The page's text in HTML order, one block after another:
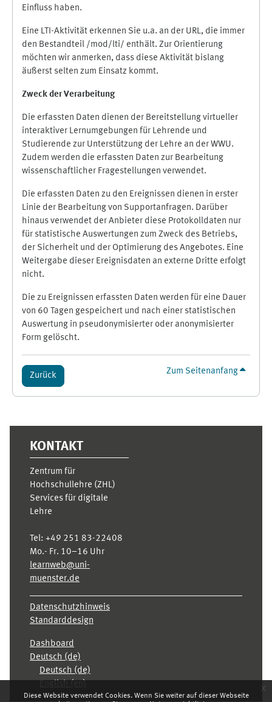
Diese Website verwendet Cookies. Wenn Sie weiter auf dieser Webseite
x
Einfluss haben.
Eine LTI-Aktivität erkennen Sie u.a. an der URL, die immer
den Bestandteil /mod/lti/ enthält. Zur Orientierung
möchten wir anmerken, dass diese Aktivität bislang
äußerst selten zum Einsatz kommt.
Zweck der Verarbeitung
Die erfassten Daten dienen der Bereitstellung virtueller
interaktiver Lernumgebungen für Lehrende und
Studierende zur Unterstützung der Lehre an der WWU.
Zudem werden die erfassten Daten zur Bearbeitung
wissenschaftlicher Fragestellungen verwendet.
Die erfassten Daten zu den Ereignissen dienen in erster
Linie der Bearbeitung von Supportanfragen. Darüber
hinaus verwendet der Anbieter diese Protokolldaten nur
für statistische Auswertungen zum Zweck des Betriebs,
der Sicherheit und der Optimierung des Angebotes. Eine
Weitergabe dieser Ereignisdaten an externe Dritte erfolgt
nicht.
Die zu Ereignissen erfassten Daten werden für eine Dauer
von 60 Tagen gespeichert und nach einer statistischen
Auswertung in pseudonymisierter oder anonymisierter
Form gelöscht.
Zurück Zum Seitenanfang
KONTAKT
Zentrum für
Hochschullehre (ZHL)
Services für digitale
Lehre
Tel: +49 251 83-22408
Mo.- Fr. 10–16 Uhr
learnweb@uni-
muenster.de
Datenschutzhinweis
Standarddesign
Dashboard
Deutsch ‎(de)‎
Deutsch ‎(de)‎